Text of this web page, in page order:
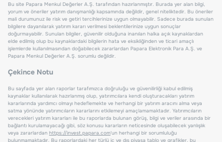
Bu site Papara Menkul Değerler A.Ş. tarafından hazırlanmıştır. Burada yer alan bilgi,
yorum ve öneriler yatırım danışmanlığı kapsamında değildir, genel niteliktedir. Bu öneriler
mali durumunuz ile risk ve getiri tercihlerinize uygun olmayabilir. Sadece burada sunulan
bilgilere dayanılarak yatırım kararı verilmesi beklentilerinize uygun sonuçlar
doğurmayabilir. Sunulan bilgiler, güvenilir olduğuna inanılan halka açık kaynaklardan
elde edilmiş olup bu kaynaklardaki bilgilerin hata ve eksikliğinden ve ticari amaçlı
işlemlerde kullanılmasından doğabilecek zararlardan Papara Elektronik Para A.Ş. ve
Papara Menkul Değerler A.Ş. sorumlu değildir.
Çekince Notu
Bu sayfada yer alan raporlar tarafımızca doğruluğu ve güvenilirliği kabul edilmiş
kaynaklar kullanılarak hazırlanmış olup, yatırımcılara kendi oluşturacakları yatırım
kararlarında yardımcı olmayı hedeflemekte ve herhangi bir yatırım aracını alma veya
satma yönünde yatırımcıların kararlarını etkilemeyi amaçlamamaktadır. Yatırımcıların
verecekleri yatırım kararları ile bu raporlarda bulunan görüş, bilgi ve veriler arasında bir
bağlantı kurulamayacağı gibi, söz konusu kararların neticesinde oluşabilecek yanlışlık
veya zararlardan https://invest.papara.com'un herhangi bir sorumluluğu
bulunmamaktadır. Bu raporlardaki her türlü iç ve dış piyasa tablo ve grafikler, bu